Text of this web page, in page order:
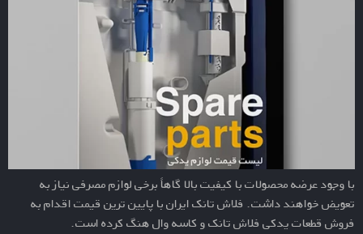
با وجود عرضه محصولات با کیفیت بالا گاهاً برخی لوازم مصرفی نیاز به
تعویض خواهند داشت. فلاش تانک ایران با پایین ترین قیمت اقدام به
فروش قطعات یدکی فلاش تانک و کاسه وال هنگ کرده است.